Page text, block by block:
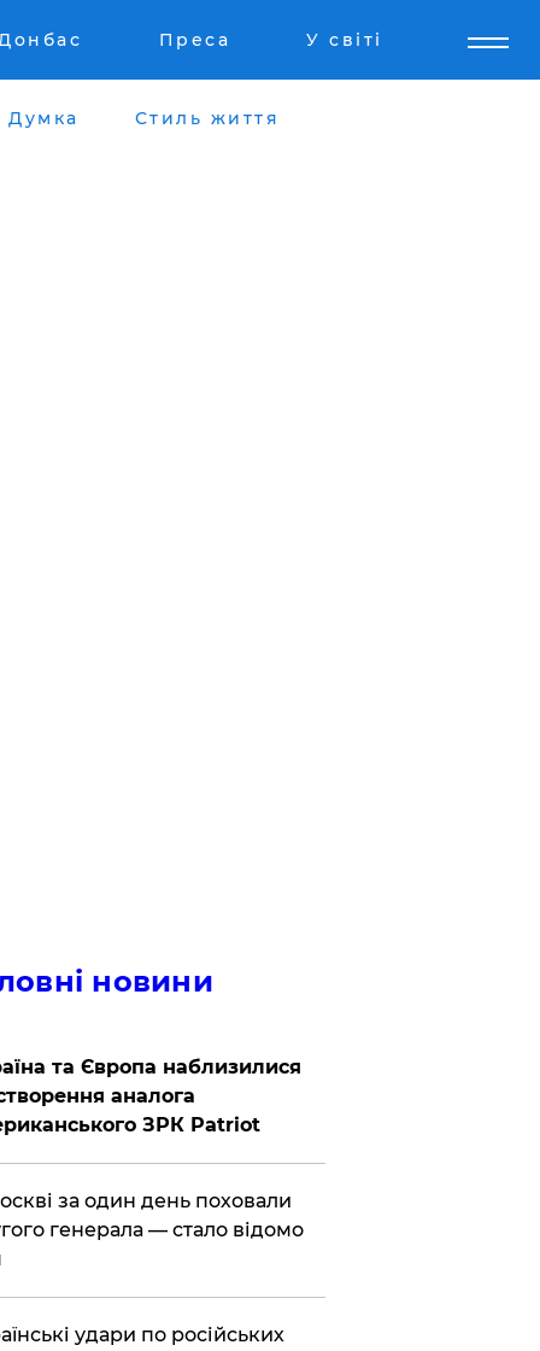
Преса У світі
Думка Стиль життя
новини
та Європа наблизилися
аналога
ЗРК Patriot
за один день поховали
генерала — стало відомо
удари по російських